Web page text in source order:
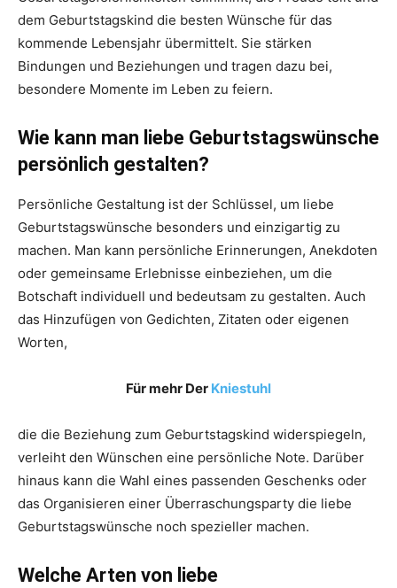
dem Geburtstagskind die besten Wünsche für das
kommende Lebensjahr übermittelt. Sie stärken
Bindungen und Beziehungen und tragen dazu bei,
besondere Momente im Leben zu feiern.
Wie kann man liebe Geburtstagswünsche
persönlich gestalten?
Persönliche Gestaltung ist der Schlüssel, um liebe
Geburtstagswünsche besonders und einzigartig zu
machen. Man kann persönliche Erinnerungen, Anekdoten
oder gemeinsame Erlebnisse einbeziehen, um die
Botschaft individuell und bedeutsam zu gestalten. Auch
das Hinzufügen von Gedichten, Zitaten oder eigenen
Worten,
Für mehr Der Kniestuhl
die die Beziehung zum Geburtstagskind widerspiegeln,
verleiht den Wünschen eine persönliche Note. Darüber
hinaus kann die Wahl eines passenden Geschenks oder
das Organisieren einer Überraschungsparty die liebe
Geburtstagswünsche noch spezieller machen.
Welche Arten von liebe